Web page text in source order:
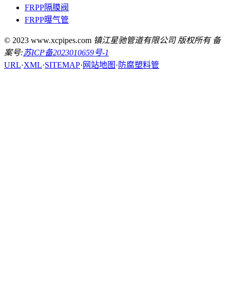
FRPP隔膜阀
FRPP曝气管
© 2023 www.xcpipes.com 镇江星驰管道有限公司 版权所有 备
案号:苏ICP备2023010659号-1
URL·XML·SITEMAP· 网站地图 · 防腐塑料管